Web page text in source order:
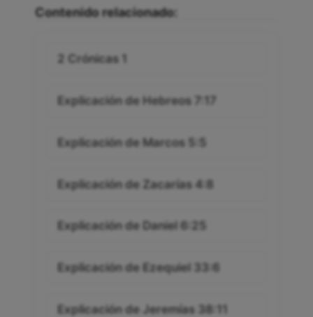
Contenido relacionado:
2 Crónicas 1
Explicación de Hebreos 7:17
Explicación de Marcos 5:5
Explicación de Zacarías 4:8
Explicación de Daniel 6:25
Explicación de Ezequiel 33:6
Explicación de Jeremías 38:11